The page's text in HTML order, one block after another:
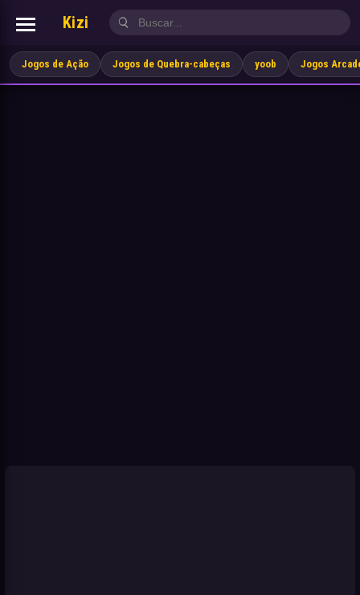
Kizi
Jogos de Ação Jogos de Quebra-cabeças yoob Jogos